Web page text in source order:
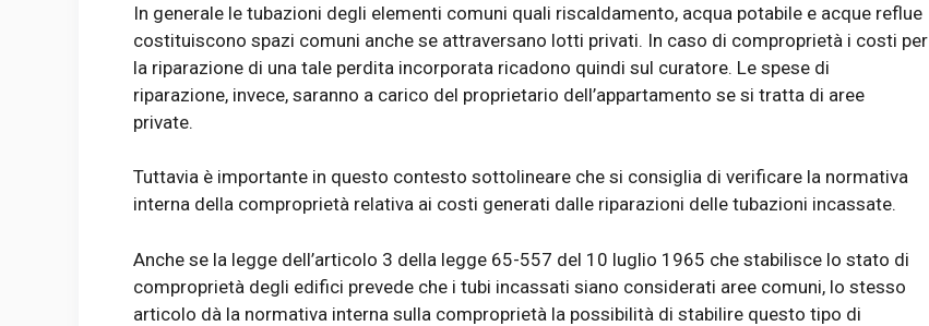
In generale le tubazioni degli elementi comuni quali riscaldamento, acqua potabile e acque reflue
costituiscono spazi comuni anche se attraversano lotti privati. In caso di comproprietà i costi per
la riparazione di una tale perdita incorporata ricadono quindi sul curatore. Le spese di
riparazione, invece, saranno a carico del proprietario dell’appartamento se si tratta di aree
private.
Tuttavia è importante in questo contesto sottolineare che si consiglia di verificare la normativa
interna della comproprietà relativa ai costi generati dalle riparazioni delle tubazioni incassate.
Anche se la legge dell’articolo 3 della legge 65-557 del 10 luglio 1965 che stabilisce lo stato di
comproprietà degli edifici prevede che i tubi incassati siano considerati aree comuni, lo stesso
articolo dà la normativa interna sulla comproprietà la possibilità di stabilire questo tipo di